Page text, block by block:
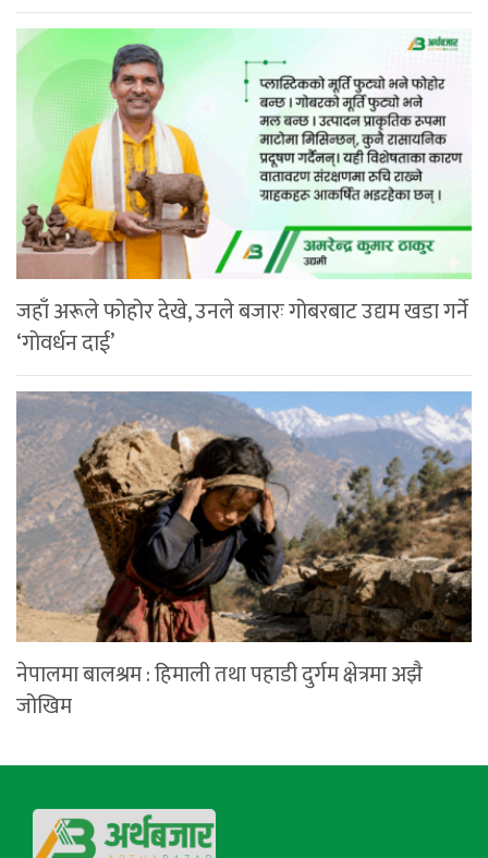
जहाँ अरूले फोहोर देखे, उनले बजारः गोबरबाट उद्यम खडा गर्ने
‘गोवर्धन दाई’
नेपालमा बालश्रम : हिमाली तथा पहाडी दुर्गम क्षेत्रमा अझै
जोखिम